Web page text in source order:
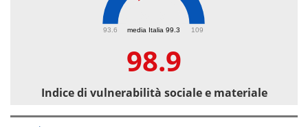
media Italia 99.3
93.6 109
98.9
Indice di vulnerabilità sociale e materiale